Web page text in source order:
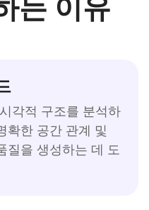
는 이유
각적 구조를 분석하
확한 공간 관계 및
질을 생성하는 데 도